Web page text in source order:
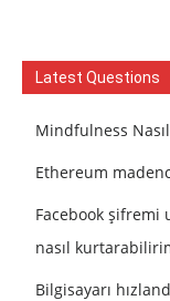
Latest Questions
Mindfulness
Ethereum
Facebook şifremi
nasıl
Bilgisayarı